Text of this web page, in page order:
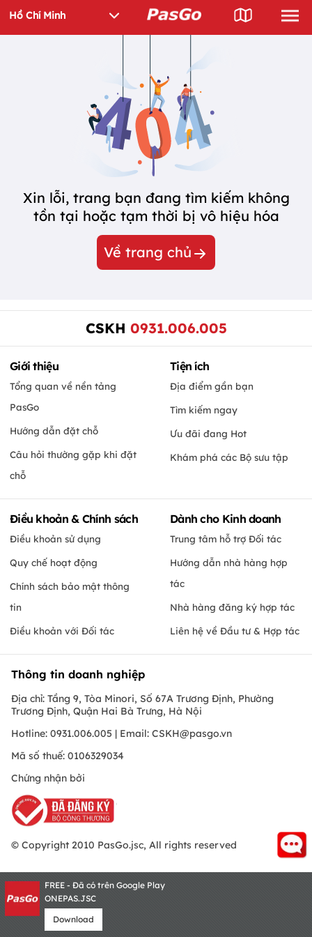
Xin lỗi, trang bạn đang tìm kiếm không
tồn tại hoặc tạm thời bị vô hiệu hóa
Về trang chủ
CSKH 0931.006.005
Giới thiệu
Tổng quan về nền tảng
PasGo
Hướng dẫn đặt chỗ
Câu hỏi thường gặp khi đặt
chỗ
Tiện ích
Địa điểm gần bạn
Tìm kiếm ngay
Ưu đãi đang Hot
Khám phá các Bộ sưu tập
Điều khoản & Chính sách
Điều khoản sử dụng
Quy chế hoạt động
Chính sách bảo mật thông
tin
Điều khoản với Đối tác
Dành cho Kinh doanh
Trung tâm hỗ trợ Đối tác
Hướng dẫn nhà hàng hợp
tác
Nhà hàng đăng ký hợp tác
Liên hệ về Đầu tư & Hợp tác
Thông tin doanh nghiệp
Địa chỉ: Tầng 9, Tòa Minori, Số 67A Trương Định, Phường
Trương Định, Quận Hai Bà Trưng, Hà Nội
Hotline: 0931.006.005 | Email: CSKH@pasgo.vn
Mã số thuế: 0106329034
Chứng nhận bởi
© Copyright 2010 PasGo.jsc, All rights reserved
FREE - Đã có trên Google Play
ONEPAS.JSC
Download